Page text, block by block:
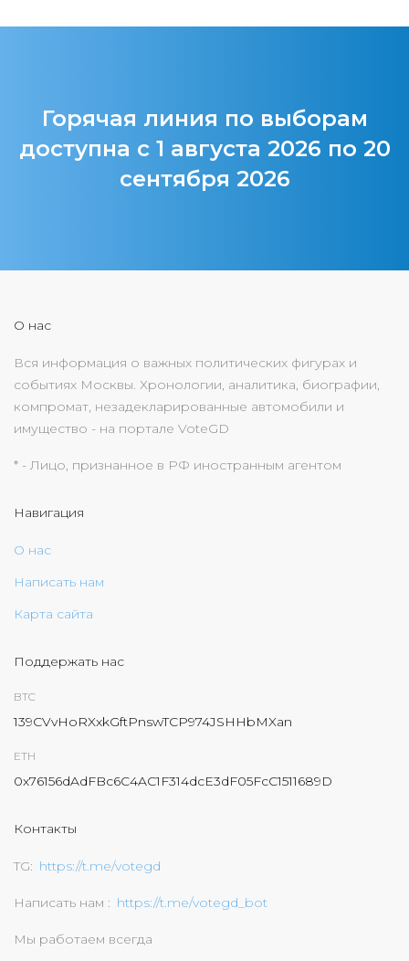
Горячая линия по выборам
доступна с 1 августа 2026 по 20
сентября 2026
О нас
Вся информация о важных политических фигурах и
событиях Москвы. Хронологии, аналитика, биографии,
компромат, незадекларированные автомобили и
имущество - на портале VoteGD
* - Лицо, признанное в РФ иностранным агентом
Навигация
О нас
Написать нам
Карта сайта
Поддержать нас
BTC
139CVvHoRXxkGftPnswTCP974JSHHbMXan
ETH
0x76156dAdFBc6C4AC1F314dcE3dF05FcC1511689D
Контакты
TG https://t.me/votegd
Написать нам https://t.me/votegd_bot
Мы работаем всегда